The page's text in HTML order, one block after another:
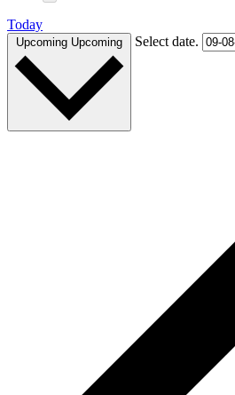
Today
Upcoming Upcoming Select date.